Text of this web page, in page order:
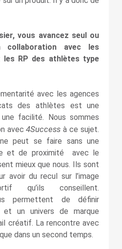
vous avancez seul ou
collaboration avec les
les RP des athlètes type
avec les agences
des athlètes est une
facilité. Nous sommes
avec4Success à ce sujet.
peut se faire sans une
et de proximité avec le
mieux que nous. Ils sont
avoir du recul sur l’image
qu’ils conseillent.
permettent de définir
un univers de marque
créatif. La rencontre avec
dans un second temps.